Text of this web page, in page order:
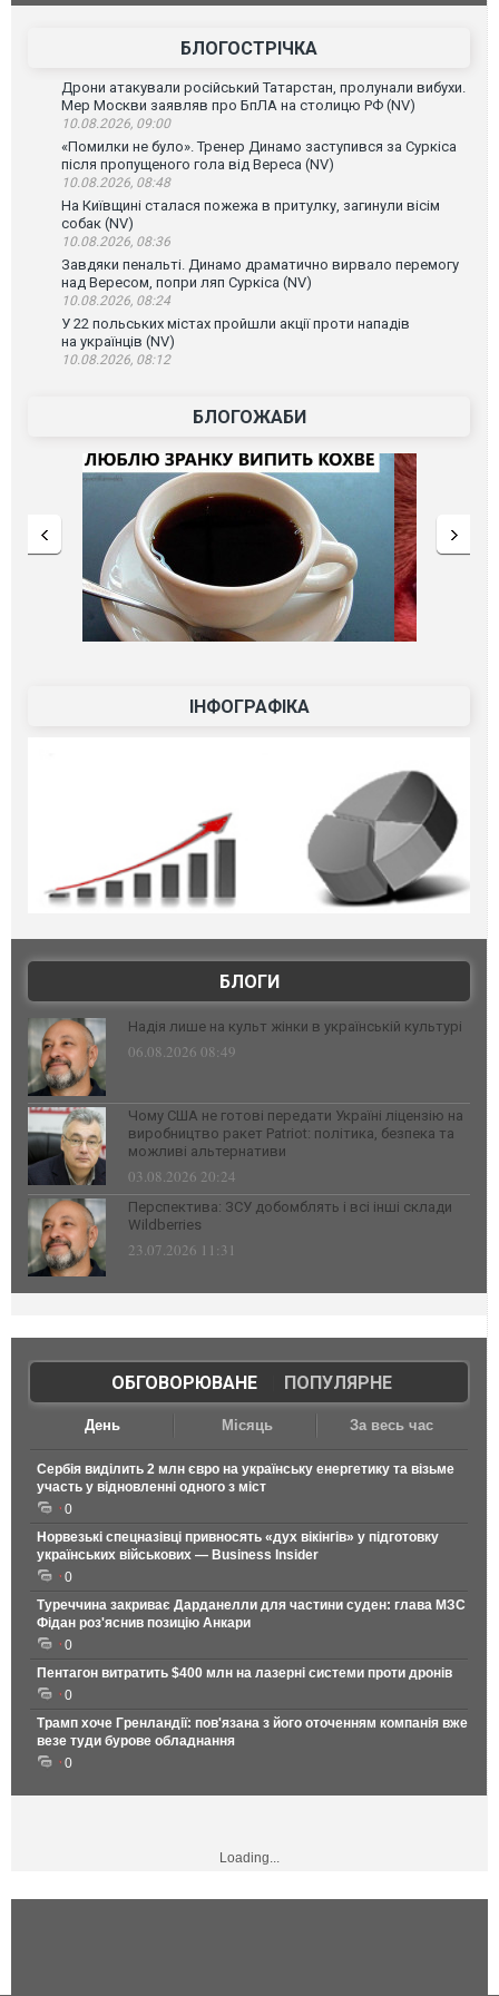
зіркового
БЛОГОСТРІЧКА
Дрони атакували російський Татарстан, пролунали вибухи.
Мер Москви заявляв про БпЛА на столицю РФ (NV)
10.08.2026, 09:00
«Помилки не було». Тренер Динамо заступився за Суркіса
після пропущеного гола від Вереса (NV)
10.08.2026, 08:48
На Київщині сталася пожежа в притулку, загинули вісім
собак (NV)
10.08.2026, 08:36
Завдяки пенальті. Динамо драматично вирвало перемогу
над Вересом, попри ляп Суркіса (NV)
10.08.2026, 08:24
У 22 польських містах пройшли акції проти нападів
на українців (NV)
10.08.2026, 08:12
БЛОГОЖАБИ
ІНФОГРАФІКА
БЛОГИ
Надія лише на культ жінки в українській культурі
06.08.2026 08:49
Чому США не готові передати Україні ліцензію на
виробництво ракет Patriot: політика, безпека та
можливі альтернативи
03.08.2026 20:24
Перспектива: ЗСУ добомблять і всі інші склади
Wildberries
23.07.2026 11:31
ОБГОВОРЮВАНЕ| ПОПУЛЯРНЕ
День Місяць За весь час
Сербія виділить 2 млн євро на українську енергетику та візьме
участь у відновленні одного з міст
0
Норвезькі спецназівці привносять «дух вікінгів» у підготовку
українських військових — Business Insider
0
Туреччина закриває Дарданелли для частини суден: глава МЗС
Фідан роз'яснив позицію Анкари
0
Пентагон витратить $400 млн на лазерні системи проти дронів
0
Трамп хоче Гренландії: пов'язана з його оточенням компанія вже
везе туди бурове обладнання
0
Loading...